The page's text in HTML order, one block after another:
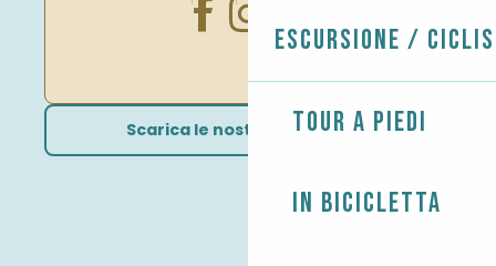
Escursione /
Tour a piedi
In bicicletta
Scarica le nostre brochure